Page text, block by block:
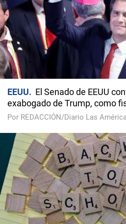
EEUU
El Senado de EEUU
exabogado de Trump, como
Por REDACCIÓN/Diario Las